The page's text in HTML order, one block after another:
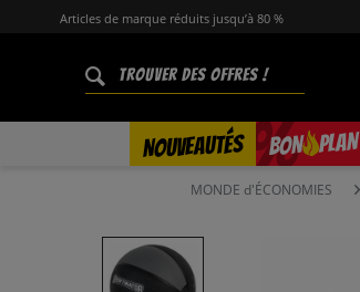
Articles de marque réduits jusqu’à 80 %
NOUVEAUTÉS BON PLAN
%
MONDE d'ÉCONOMIES